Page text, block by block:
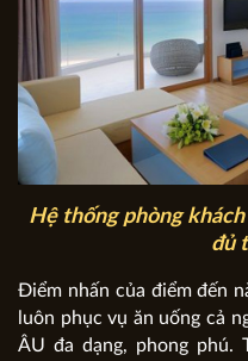
Hệ thống phòng
đủ
Điểm nhấn của điểm đến
luôn phục vụ ăn uống cả
ÂU đa dạng, phong phú.